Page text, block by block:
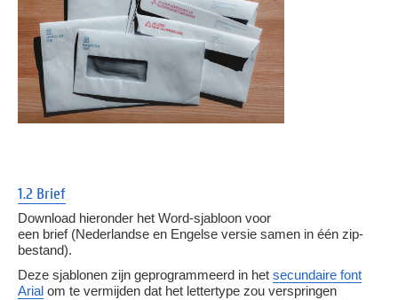
1.2 Brief
Download hieronder het Word-sjabloon voor
een brief (Nederlandse en Engelse versie samen in één zip-
bestand).
Deze sjablonen zijn geprogrammeerd in het secundaire font
Arial om te vermijden dat het lettertype zou verspringen